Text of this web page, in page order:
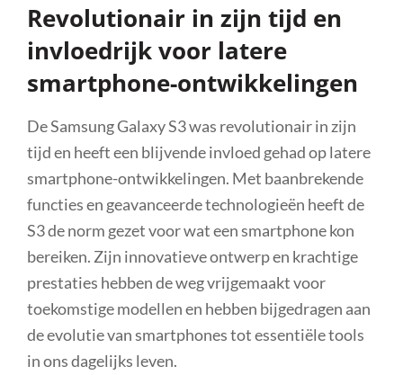
Revolutionair in zijn tijd en
invloedrijk voor latere
smartphone-ontwikkelingen
De Samsung Galaxy S3 was revolutionair in zijn
tijd en heeft een blijvende invloed gehad op latere
smartphone-ontwikkelingen. Met baanbrekende
functies en geavanceerde technologieën heeft de
S3 de norm gezet voor wat een smartphone kon
bereiken. Zijn innovatieve ontwerp en krachtige
prestaties hebben de weg vrijgemaakt voor
toekomstige modellen en hebben bijgedragen aan
de evolutie van smartphones tot essentiële tools
in ons dagelijks leven.